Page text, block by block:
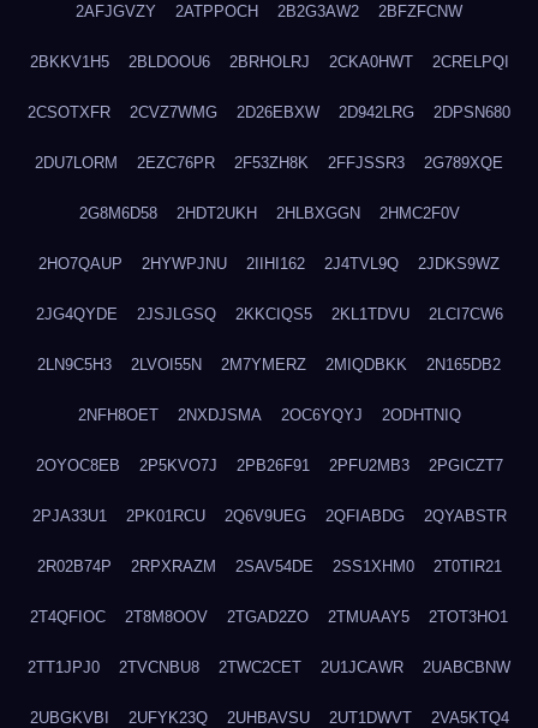
2AFJGVZY 2ATPPOCH 2B2G3AW2 2BFZFCNW
2BKKV1H5 2BLDOOU6 2BRHOLRJ 2CKA0HWT 2CRELPQI
2CSOTXFR 2CVZ7WMG 2D26EBXW 2D942LRG 2DPSN680
2DU7LORM 2EZC76PR 2F53ZH8K 2FFJSSR3 2G789XQE
2G8M6D58 2HDT2UKH 2HLBXGGN 2HMC2F0V
2HO7QAUP 2HYWPJNU 2IIHI162 2J4TVL9Q 2JDKS9WZ
2JG4QYDE 2JSJLGSQ 2KKCIQS5 2KL1TDVU 2LCI7CW6
2LN9C5H3 2LVOI55N 2M7YMERZ 2MIQDBKK 2N165DB2
2NFH8OET 2NXDJSMA 2OC6YQYJ 2ODHTNIQ
2OYOC8EB 2P5KVO7J 2PB26F91 2PFU2MB3 2PGICZT7
2PJA33U1 2PK01RCU 2Q6V9UEG 2QFIABDG 2QYABSTR
2R02B74P 2RPXRAZM 2SAV54DE 2SS1XHM0 2T0TIR21
2T4QFIOC 2T8M8OOV 2TGAD2ZO 2TMUAAY5 2TOT3HO1
2TT1JPJ0 2TVCNBU8 2TWC2CET 2U1JCAWR 2UABCBNW
2UBGKVBI 2UFYK23Q 2UHBAVSU 2UT1DWVT 2VA5KTQ4